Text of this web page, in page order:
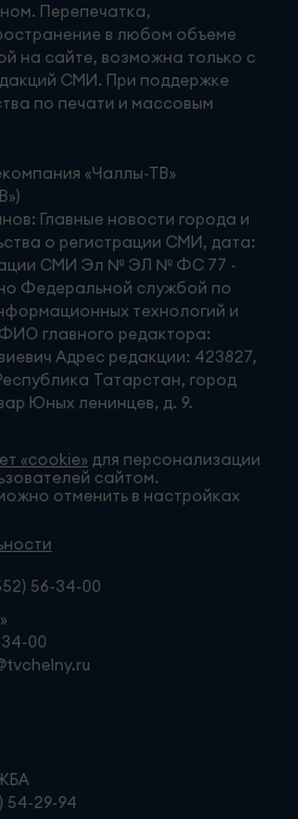
Перепечатка,
в любом объеме
на сайте, возможна только с
СМИ. При поддержке
по печати и массовым
«Чаллы-ТВ»
Главные новости города и
о регистрации СМИ, дата:
СМИ Эл № ЭЛ № ФС 77 -
Федеральной службой по
технологий и
главного редактора:
Адрес редакции: 423827,
Татарстан, город
Юных ленинцев, д. 9.
«cookie» для персонализации
сайтом.
отменить в настройках
56-34-00
00
54-29-94